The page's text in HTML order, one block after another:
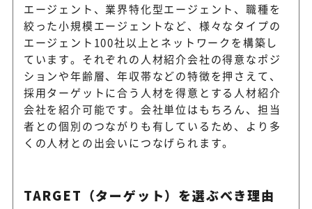
エージェント、業界特化型エージェント、職種を
絞った小規模エージェントなど、様々なタイプの
エージェント100社以上とネットワークを構築し
ています。それぞれの人材紹介会社の得意なポジ
ションや年齢層、年収帯などの特徴を押さえて、
採用ターゲットに合う人材を得意とする人材紹介
会社を紹介可能です。会社単位はもちろん、担当
者との個別のつながりも有しているため、より多
くの人材との出会いにつなげられます。
TARGET（ターゲット）を選ぶべき理由